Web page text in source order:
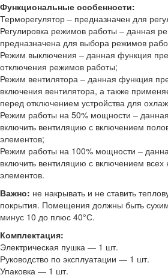
Функциональные особенности:
Терморегулятор – предназначен для
Регулировка режимов работы – данная
предназначена для выбора режимов
Режим выключения – данная функция
отключения режимов работы;
Режим вентилятора – данная функция
включения вентилятора, а также
перед отключением устройства для
Режим работы на 50% мощности –
включить вентиляцию с включением
элементов;
Режим работы на 100% мощности –
включить вентиляцию с включением всех
элементов.
Важно: не накрывать и не ставить
покрытия. Помещения должны быть
минус 10 до плюс 40°С.
Комплектация:
Электрическая пушка — 1 шт.
Руководство по эксплуатации — 1 шт.
Упаковка — 1 шт.